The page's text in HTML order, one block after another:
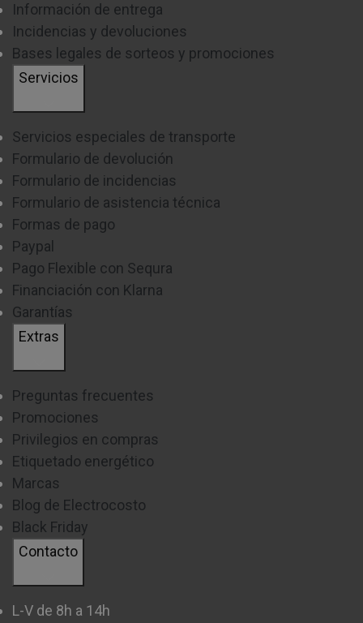
Información de entrega
Incidencias y devoluciones
Bases legales de sorteos y promociones
Servicios
Servicios especiales de transporte
Formulario de devolución
Formulario de incidencias
Formulario de asistencia técnica
Formas de pago
Paypal
Pago Flexible con Sequra
Financiación con Klarna
Garantías
Extras
Preguntas frecuentes
Promociones
Privilegios en compras
Etiquetado energético
Marcas
Blog de Electrocosto
Black Friday
Contacto
L-V de 8h a 14h